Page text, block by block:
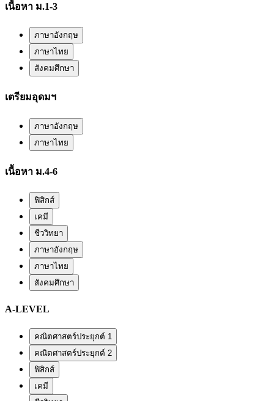
เนื้อหา ม.1-3
ภาษาอังกฤษ
ภาษาไทย
สังคมศึกษา
เตรียมอุดมฯ
ภาษาอังกฤษ
ภาษาไทย
เนื้อหา ม.4-6
ฟิสิกส์
เคมี
ชีววิทยา
ภาษาอังกฤษ
ภาษาไทย
สังคมศึกษา
A-LEVEL
คณิตศาสตร์ประยุกต์ 1
คณิตศาสตร์ประยุกต์ 2
ฟิสิกส์
เคมี